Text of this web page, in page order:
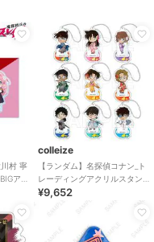
村 寧
アク
colleize
【ランダム】名探偵コナン_ト
レーディングアクリルスタン
ドキーホルダー 和装 【BOX
¥9,652